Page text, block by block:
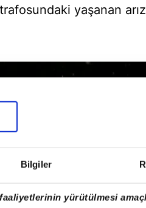
Bilgiler
yürütülmesi
yaşanan